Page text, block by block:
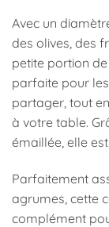
Avec un
des olives, des
petite portion
parfaite pour
partager, tout
à votre table.
émaillée, elle
Parfaitement
agrumes, cette
complément